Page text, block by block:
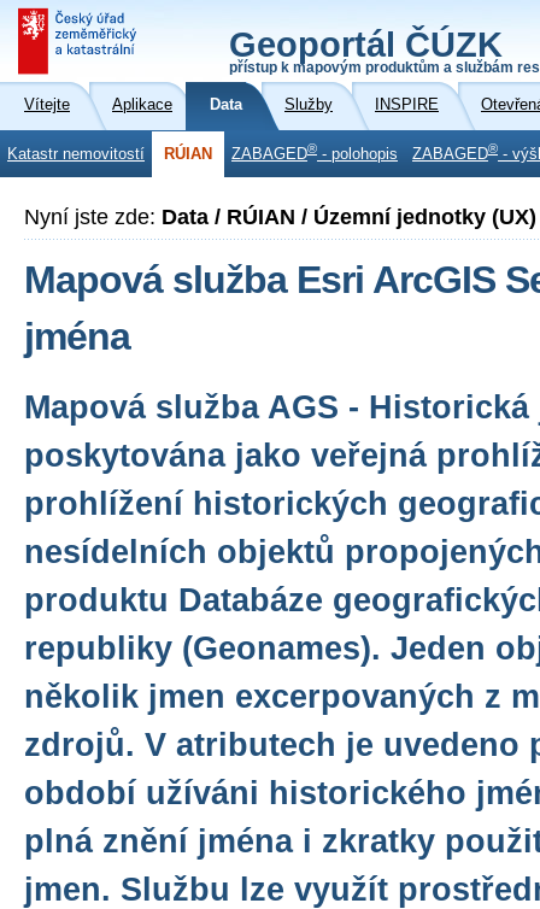
Geoportál ČÚZK
přístup k mapovým produktům a službám
Vítejte Aplikace Data Služby INSPIRE
Katastr nemovitostí RÚIAN ZABAGED® - polohopis ZABAGED® -
Nyní jste zde: Data / RÚIAN / Územní jednotky (UX)
Mapová služba Esri ArcGIS
jména
Mapová služba AGS - Historická
poskytována jako veřejná
prohlížení historických
nesídelních objektů
produktu Databáze
republiky (Geonames). Jeden
několik jmen excerpovaných z
zdrojů. V atributech je uvedeno
období užíváni historického
plná znění jména i zkratky
jmen. Službu lze využít